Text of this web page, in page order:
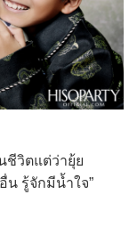
ชีวิตแต่ว่ายุ้ย
รู้จักมีน้ำใจ”